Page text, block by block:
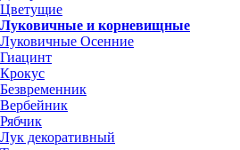
Цветущие
Луковичные и корневищные
Луковичные Осенние
Гиацинт
Крокус
Безвременник
Вербейник
Рябчик
Лук декоративный